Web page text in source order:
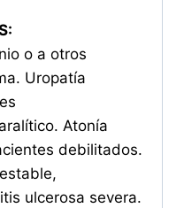
o a otros
Uropatía
Atonía
debilitados.
ulcerosa severa.